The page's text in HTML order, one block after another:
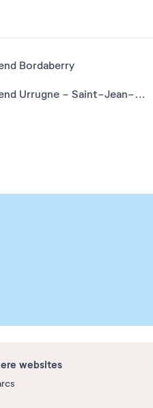
Bordaberry
Week end Urrugne - Saint-Jean-de-Luz
websites